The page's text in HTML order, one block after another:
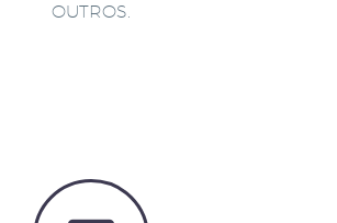
OUTROS.